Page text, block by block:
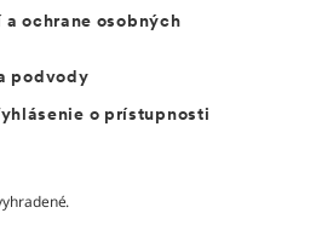
ochrane osobných
podvody
o prístupnosti